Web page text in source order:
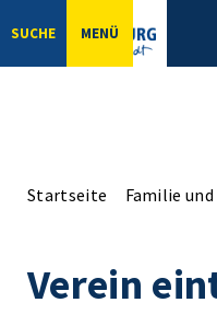
SUCHE MENÜ
Startseite Familie
Verein